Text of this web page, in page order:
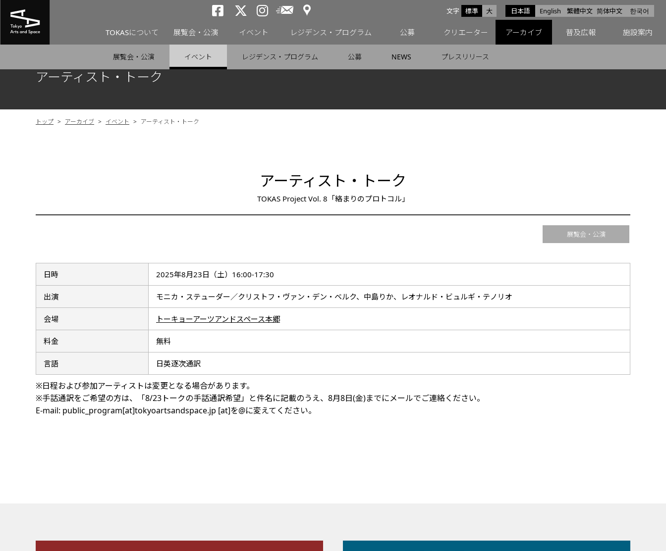
日本語 English 繁體中文 简体中文 한국어
文字サイズ
標準 大
トーキョーアーツアンドスペースfacebook
トーキョーアーツアンドスペースX
トーキョーアーツアンドスペースInstagram
メールニュース
アクセス
TOKASについて 展覧会・公演 イベント レジデンス・プログラム 公募 クリエーター アーカイブ 普及広報 施設案内
展覧会・公演 イベント レジデンス・プログラム 公募 NEWS プレスリリース
アーティスト・トーク
トップ > アーカイブ > イベント > アーティスト・トーク
アーティスト・トーク
TOKAS Project Vol. 8「絡まりのプロトコル」
展覧会・公演
日時 2025年8月23日（土）16:00-17:30
出演 モニカ・ステューダー／クリストフ・ヴァン・デン・ベルク、中島りか、レオナルド・ビュルギ・テノリオ
会場 トーキョーアーツアンドスペース本郷
料金 無料
言語 日英逐次通訳
※日程および参加アーティストは変更となる場合があります。
※手話通訳をご希望の方は、「8/23トークの手話通訳希望」と件名に記載のうえ、8月8日(金)までにメールでご連絡ください。
E-mail: public_program[at]tokyoartsandspace.jp [at]を@に変えてください。